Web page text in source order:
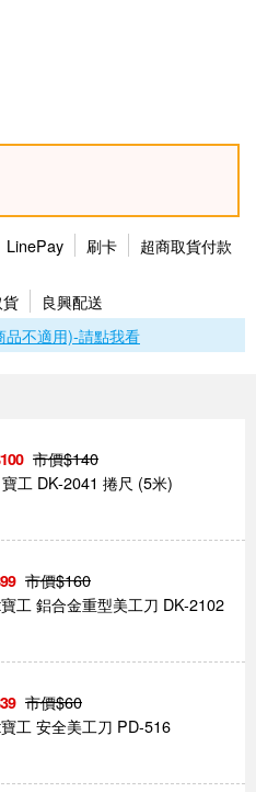
LinePay 刷卡 超商取貨付款
良興配送
不適用)-請點我看
100 市價$140
工 DK-2041 捲尺 (5米)
99 市價$160
工 鋁合金重型美工刀 DK-2102
39 市價$60
工 安全美工刀 PD-516